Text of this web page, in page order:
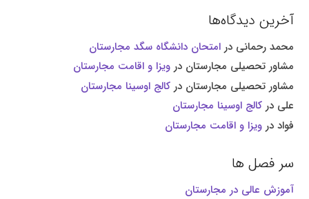
آخرین دیدگاه‌ها
محمد رحمانی درامتحان دانشگاه سگد مجارستان
مشاور تحصیلی مجارستان درویزا و اقامت مجارستان
مشاور تحصیلی مجارستان درکالج اوسینا مجارستان
علی درکالج اوسینا مجارستان
فواد درویزا و اقامت مجارستان
سر فصل ها
آموزش عالی در مجارستان